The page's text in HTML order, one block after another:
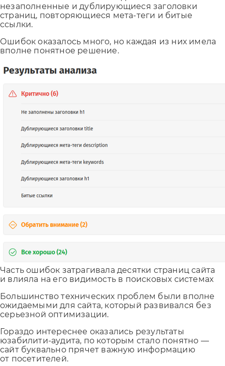
незаполненные и дублирующиеся заголовки
страниц, повторяющиеся мета-теги и битые
ссылки.
Ошибок оказалось много, но каждая из них имела
вполне понятное решение.
Часть ошибок затрагивала десятки страниц сайта
и влияла на его видимость в поисковых системах
Большинство технических проблем были вполне
ожидаемыми для сайта, который развивался без
серьезной оптимизации.
Гораздо интереснее оказались результаты
юзабилити-аудита, по которым стало понятно —
сайт буквально прячет важную информацию
от посетителей.